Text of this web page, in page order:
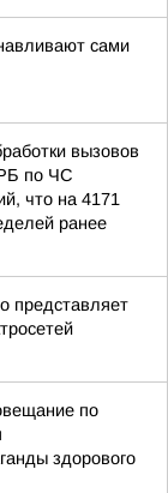
сами
вызовов
по ЧС
что на 4171
ранее
представляет
по
здорового